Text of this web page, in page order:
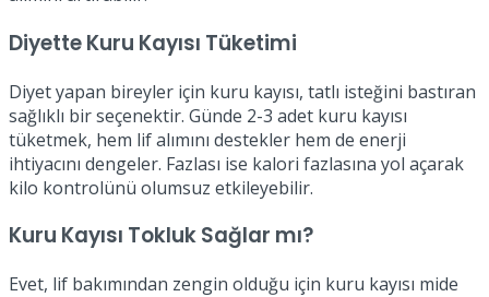
Diyette Kuru Kayısı Tüketimi
Diyet yapan bireyler için kuru kayısı, tatlı isteğini bastıran
sağlıklı bir seçenektir. Günde 2-3 adet kuru kayısı
tüketmek, hem lif alımını destekler hem de enerji
ihtiyacını dengeler. Fazlası ise kalori fazlasına yol açarak
kilo kontrolünü olumsuz etkileyebilir.
Kuru Kayısı Tokluk Sağlar mı?
Evet, lif bakımından zengin olduğu için kuru kayısı mide